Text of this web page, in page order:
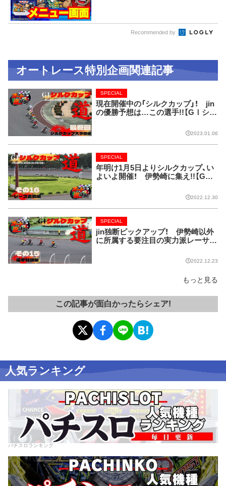
Recommended by
オートレース特別企画関連記事
現在開催中の「シルクカップ」！ jin
の優勝予想は…この選手!!【GⅠシル
SPECIAL
2023.01.06
年明け1月5日よりシルクカップ、い
よいよ開催！ 伊勢崎に集え!!【GⅠ
SPECIAL
2022.12.30
jin独断ピックアップ！ 伊勢崎以外
に所属する要注目の実力派レーサー
SPECIAL
2022.12.23
もっと見る
この記事が面白かったらシェア!
人気ランキング
パチスロランキング